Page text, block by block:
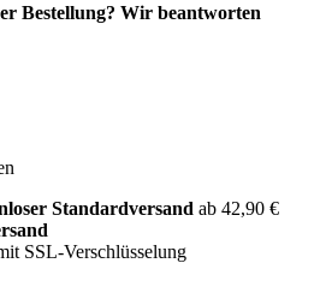
Bestellung? Wir beantworten
Standardversand ab 42,90 €
SSL-Verschlüsselung